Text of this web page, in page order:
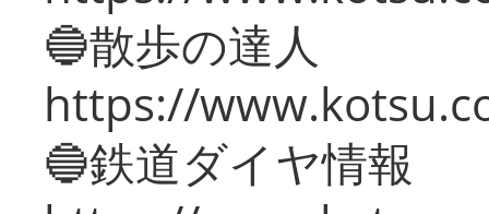
🔵散歩の達人
https://
🔵鉄道ダイヤ情報